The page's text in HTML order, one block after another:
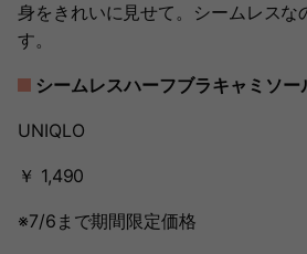
身をきれいに見せて。シームレスな
す。
シームレスハーフブラキャミソー
UNIQLO
￥ 1,490
※7/6まで期間限定価格